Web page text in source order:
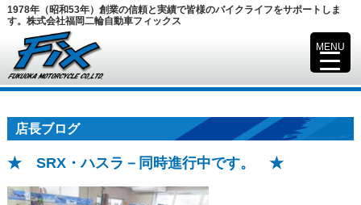
1978年（昭和53年）創業の信頼と実績で皆様のバイクライフをサポートしま
す。株式会社福岡二輪自動車フィックス
店長ブログ
★ SRX・ハスラ－同時進行中です。 ★
MENU
▼